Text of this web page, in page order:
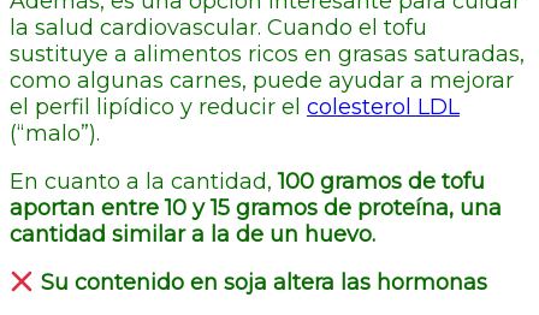
la salud cardiovascular. Cuando el tofu
sustituye a alimentos ricos en grasas saturadas,
como algunas carnes, puede ayudar a mejorar
el perfil lipídico y reducir el colesterol LDL
(“malo”).
En cuanto a la cantidad,100 gramos de tofu
aportan entre 10 y 15 gramos de proteína, una
cantidad similar a la de un huevo.
Su contenido en soja altera las hormonas